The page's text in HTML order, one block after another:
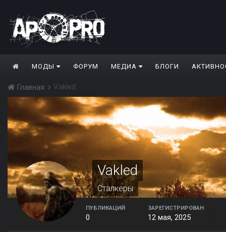
МОДЫ ФОРУМ МЕДИА БЛОГИ
Главная Vakled
Vakled
Сталкеры
ПУБЛИКАЦИЙ
0
ЗАРЕГИСТРИРОВАН
12 мая, 2025